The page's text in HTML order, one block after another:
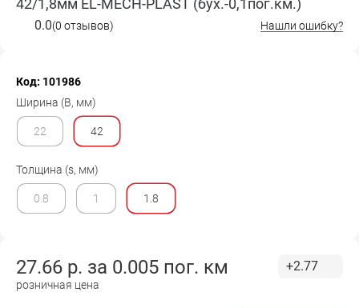
42/1,8мм EL-MECH-PLAST (бух.-0,1пог.км.)
0.0(0 отзывов) Нашли ошибку?
Код: 101986
Ширина (B, мм)
22 42
Толщина (s, мм)
0.8 1 1.8
27.66 р. за 0.005 пог. км
розничная цена
+2.77